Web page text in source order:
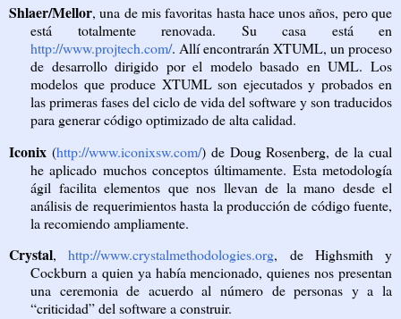
Shlaer/Mellor, una de mis favoritas hasta hace unos años, pero que
está totalmente renovada. Su casa está en
http://www.projtech.com/. Allí encontrarán XTUML, un proceso
de desarrollo dirigido por el modelo basado en UML. Los
modelos que produce XTUML son ejecutados y probados en
las primeras fases del ciclo de vida del software y son traducidos
para generar código optimizado de alta calidad.
Iconix (http://www.iconixsw.com/) de Doug Rosenberg, de la cual
he aplicado muchos conceptos últimamente. Esta metodología
ágil facilita elementos que nos llevan de la mano desde el
análisis de requerimientos hasta la producción de código fuente,
la recomiendo ampliamente.
Crystal,http://www.crystalmethodologies.org, de Highsmith y
Cockburn a quien ya había mencionado, quienes nos presentan
una ceremonia de acuerdo al número de personas y a la
“criticidad” del software a construir.